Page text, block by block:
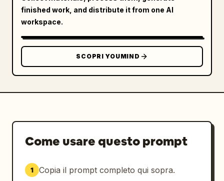
finished work, and distribute it from one AI
workspace.
SCOPRI YOUMIND
Come usare questo prompt
1 Copia il prompt completo qui sopra.